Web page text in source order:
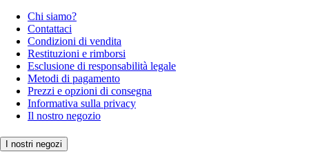
Chi siamo?
Contattaci
Condizioni di vendita
Restituzioni e rimborsi
Esclusione di responsabilità legale
Metodi di pagamento
Prezzi e opzioni di consegna
Informativa sulla privacy
Il nostro negozio
I nostri negozi